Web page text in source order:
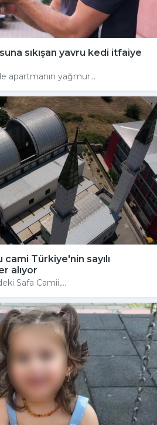
sıkışan yavru kedi itfaiye
apartmanın yağmur...
Türkiye'nin sayılı
alıyor
Safa Camii,...